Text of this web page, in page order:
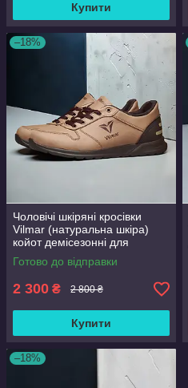
Купити
–18%
Чоловічі шкіряні кросівки
Vilmar (натуральна шкіра)
койот демісезонні для
чоловіків на весну осінь,
розмір 39 40 41 42 43 44 45
Готово до відправки
2 300 ₴ 2 800 ₴
Купити
–18%